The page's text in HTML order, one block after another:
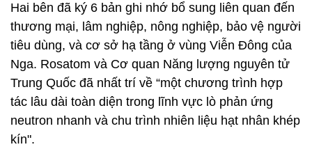
Hai bên đã ký 6 bản ghi nhớ bổ sung liên quan đến
thương mại, lâm nghiệp, nông nghiệp, bảo vệ người
tiêu dùng, và cơ sở hạ tầng ở vùng Viễn Đông của
Nga. Rosatom và Cơ quan Năng lượng nguyên tử
Trung Quốc đã nhất trí về “một chương trình hợp
tác lâu dài toàn diện trong lĩnh vực lò phản ứng
neutron nhanh và chu trình nhiên liệu hạt nhân khép
kín".